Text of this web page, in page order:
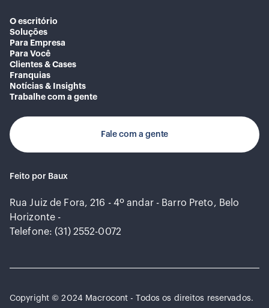
O escritório
Soluções
Para Empresa
Para Você
Clientes & Cases
Franquias
Notícias & Insights
Trabalhe com a gente
Fale com a gente
Feito por Baux
Rua Juiz de Fora, 216 - 4º andar - Barro Preto, Belo
Horizonte -
Telefone: (31) 2552-0072
Copyright © 2024 Macrocont - Todos os direitos reservados.